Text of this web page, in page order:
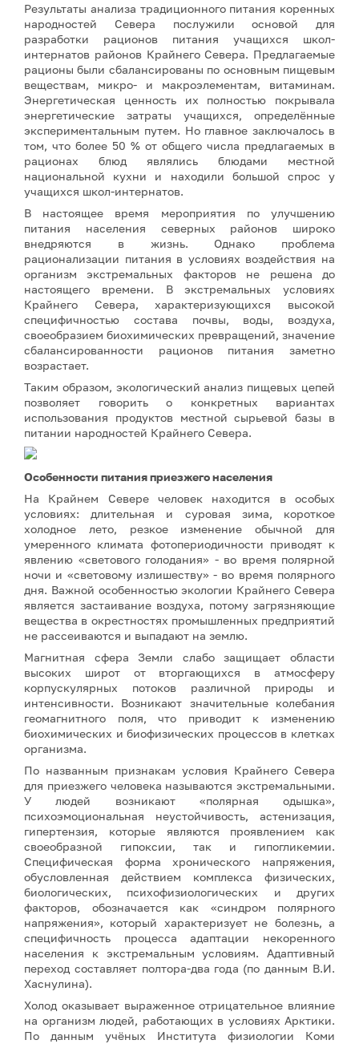
Результаты анализа традиционного питания коренных
народностей Севера послужили основой для
разработки рационов питания учащихся школ-
интернатов районов Крайнего Севера. Предлагаемые
рационы были сбалансированы по основным пищевым
веществам, микро- и макроэлементам, витаминам.
Энергетическая ценность их полностью покрывала
энергетические затраты учащихся, определённые
экспериментальным путем. Но главное заключалось в
том, что более 50 % от общего числа предлагаемых в
рационах блюд являлись блюдами местной
национальной кухни и находили большой спрос у
учащихся школ-интернатов.
В настоящее время мероприятия по улучшению
питания населения северных районов широко
внедряются в жизнь. Однако проблема
рационализации питания в условиях воздействия на
организм экстремальных факторов не решена до
настоящего времени. В экстремальных условиях
Крайнего Севера, характеризующихся высокой
специфичностью состава почвы, воды, воздуха,
своеобразием биохимических превращений, значение
сбалансированности рационов питания заметно
возрастает.
Таким образом, экологический анализ пищевых цепей
позволяет говорить о конкретных вариантах
использования продуктов местной сырьевой базы в
питании народностей Крайнего Севера.
Особенности питания приезжего населения
На Крайнем Севере человек находится в особых
условиях: длительная и суровая зима, короткое
холодное лето, резкое изменение обычной для
умеренного климата фотопериодичности приводят к
явлению «светового голодания» - во время полярной
ночи и «световому излишеству» - во время полярного
дня. Важной особенностью экологии Крайнего Севера
является застаивание воздуха, потому загрязняющие
вещества в окрестностях промышленных предприятий
не рассеиваются и выпадают на землю.
Магнитная сфера Земли слабо защищает области
высоких широт от вторгающихся в атмосферу
корпускулярных потоков различной природы и
интенсивности. Возникают значительные колебания
геомагнитного поля, что приводит к изменению
биохимических и биофизических процессов в клетках
организма.
По названным признакам условия Крайнего Севера
для приезжего человека называются экстремальными.
У людей возникают «полярная одышка»,
психоэмоциональная неустойчивость, астенизация,
гипертензия, которые являются проявлением как
своеобразной гипоксии, так и гипогликемии.
Специфическая форма хронического напряжения,
обусловленная действием комплекса физических,
биологических, психофизиологических и других
факторов, обозначается как «синдром полярного
напряжения», который характеризует не болезнь, а
специфичность процесса адаптации некоренного
населения к экстремальным условиям. Адаптивный
переход составляет полтора-два года (по данным В.И.
Хаснулина).
Холод оказывает выраженное отрицательное влияние
на организм людей, работающих в условиях Арктики.
По данным учёных Института физиологии Коми